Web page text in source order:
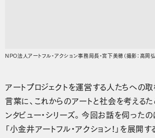
NPO法人アートフル・アクション事務局長・宮下美穂（撮影：高岡弘
アートプロジェクトを運営する人たちへの
言葉に、これからのアートと社会を考える
ンタビュー・シリーズ。今回お話を伺った
「小金井アートフル・アクション！」を展開